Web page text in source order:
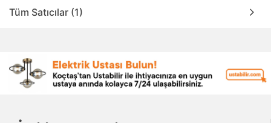
Tüm Satıcılar (1)